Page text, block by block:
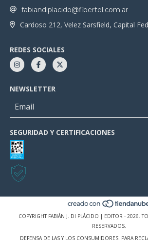
fabiandiplacido@fibertel.com.ar
Cardoso 212, Velez Sarsfield, Capital
REDES SOCIALES
NEWSLETTER
SEGURIDAD Y CERTIFICACIONES
COPYRIGHT FABIÁN J. DI PLÁCIDO | EDITOR - 2026.
RESERVADOS.
DEFENSA DE LAS Y LOS CONSUMIDORES. PARA